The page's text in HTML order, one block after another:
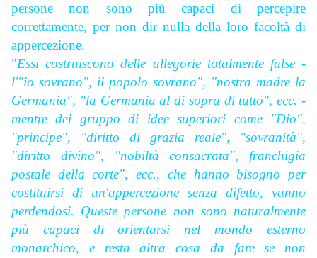
persone non sono più capaci di percepire
correttamente, per non dir nulla della loro facoltà di
appercezione.
"Essi costruiscono delle allegorie totalmente false -
l'"io sovrano", il popolo sovrano", "nostra madre la
Germania", "la Germania al di sopra di tutto", ecc. -
mentre dei gruppo di idee superiori come "Dio",
"principe", "diritto di grazia reale", "sovranità",
"diritto divino", "nobiltà consacrata", franchigia
postale della corte", ecc., che hanno bisogno per
costituirsi di un'appercezione senza difetto, vanno
perdendosi. Queste persone non sono naturalmente
più capaci di orientarsi nel mondo esterno
monarchico, e resta altra cosa da fare se non